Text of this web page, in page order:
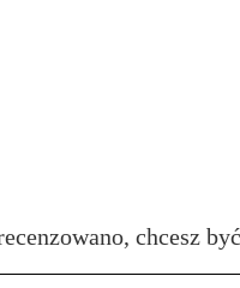
chcesz